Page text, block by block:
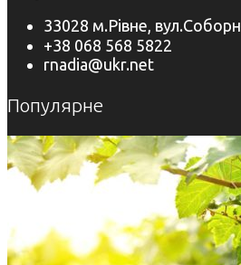
33028 м.Рівне,
+38 068 568 5822
rnadia@ukr.net
Популярне